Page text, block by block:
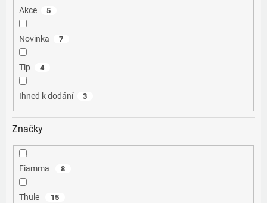
Akce 5
Novinka 7
Tip 4
Ihned k dodání 3
Značky
Fiamma 8
Thule 15